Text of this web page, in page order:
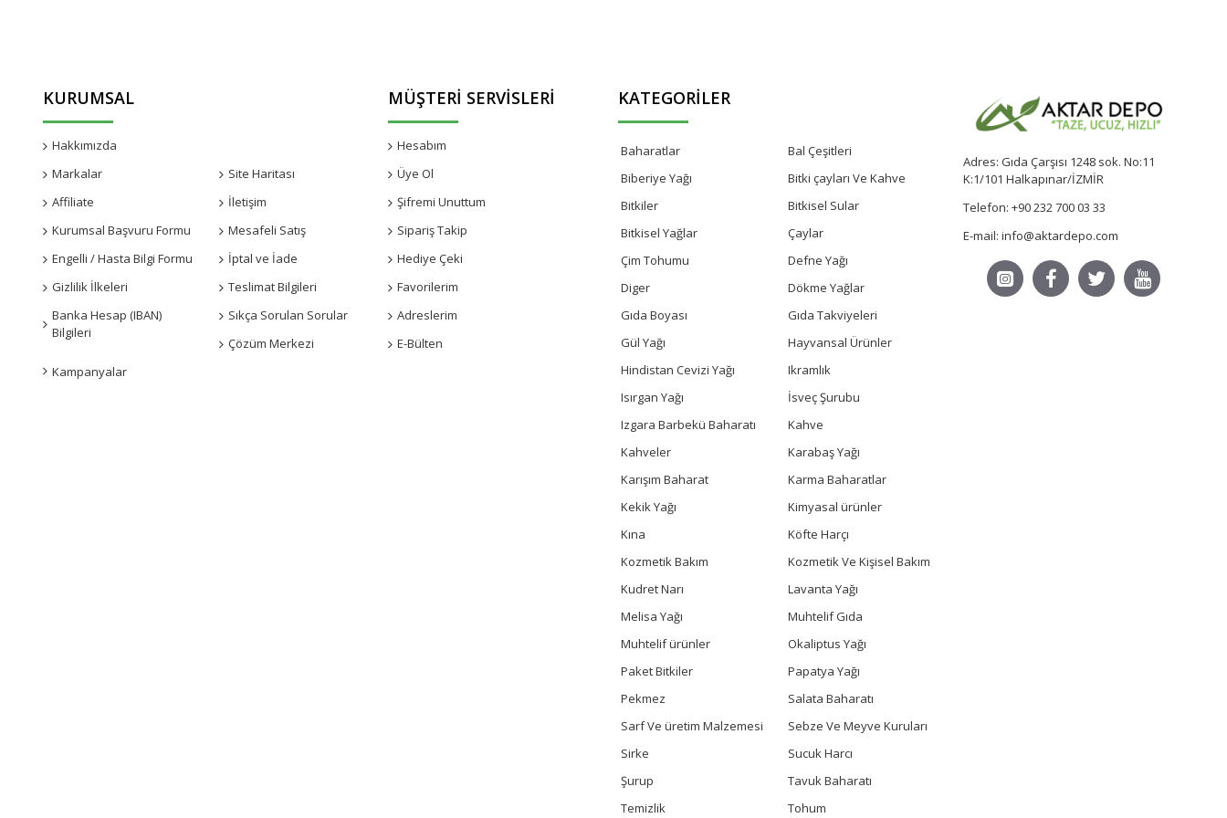
KURUMSAL
Hakkımızda
Markalar
Affiliate
Kurumsal Başvuru Formu
Engelli / Hasta Bilgi Formu
Gizlilik İlkeleri
Banka Hesap (IBAN)
Bilgileri
Site Haritası
İletişim
Mesafeli Satış
İptal ve İade
Teslimat Bilgileri
Sıkça Sorulan Sorular
Çözüm Merkezi
MÜŞTERI SERVISLERI
Hesabım
Üye Ol
Şifremi Unuttum
Sipariş Takip
Hediye Çeki
Favorilerim
Adreslerim
E-Bülten
KATEGORILER
Baharatlar
Bal Çeşitleri
Biberiye Yağı
Bitki çayları Ve Kahve
Bitkiler
Bitkisel Sular
Bitkisel Yağlar
Çaylar
Çim Tohumu
Defne Yağı
Diger
Dökme Yağlar
Gıda Boyası
Gıda Takviyeleri
Gül Yağı
Hayvansal Ürünler
Hindistan Cevizi Yağı
Ikramlık
Isırgan Yağı
İsveç Şurubu
Izgara Barbekü Baharatı
Kahve
Kahveler
Karabaş Yağı
Karışım Baharat
Karma Baharatlar
Kekik Yağı
Kimyasal ürünler
Kına
Köfte Harçı
Kozmetik Bakım
Kozmetik Ve Kişisel Bakım
Kudret Narı
Lavanta Yağı
Melisa Yağı
Muhtelif Gıda
Muhtelif ürünler
Okaliptus Yağı
Paket Bitkiler
Papatya Yağı
Pekmez
Salata Baharatı
Sarf Ve üretim Malzemesi
Sebze Ve Meyve Kuruları
Sirke
Sucuk Harcı
Şurup
Tavuk Baharatı
Temizlik
Tohum
Adres: Gıda Çarşısı 1248 sok. No:11
K:1/101 Halkapınar/İZMİR
Telefon: +90 232 700 03 33
E-mail: info@aktardepo.com